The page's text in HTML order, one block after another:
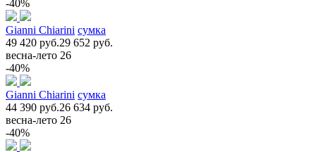
-40%
Gianni Chiarini сумка
49 420 руб.29 652 руб.
весна-лето 26
-40%
Gianni Chiarini сумка
44 390 руб.26 634 руб.
весна-лето 26
-40%